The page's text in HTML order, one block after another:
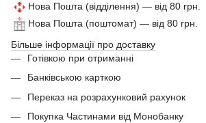
Нова Пошта (відділення) — від 80 грн.
Нова Пошта (поштомат) — від 80 грн.
Більше інформації про доставку
Готівкою при отриманні
Банківською карткою
Переказ на розрахунковий рахунок
Покупка Частинами від Монобанку